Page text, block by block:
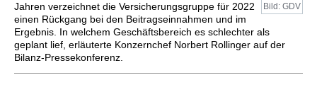
Bild: GDV
Jahren verzeichnet die Versicherungsgruppe für 2022
einen Rückgang bei den Beitragseinnahmen und im
Ergebnis. In welchem Geschäftsbereich es schlechter als
geplant lief, erläuterte Konzernchef Norbert Rollinger auf der
Bilanz-Pressekonferenz.